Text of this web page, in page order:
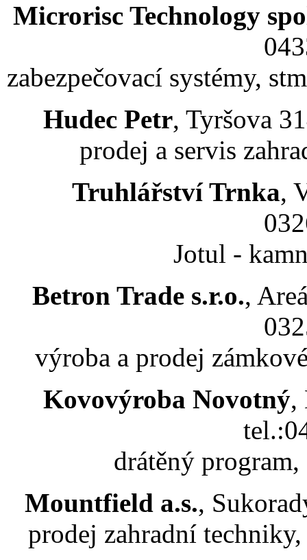
Microrisc Technology
zabezpečovací systémy,
Hudec Petr, Tyršova
prodej a servis
Truhlářství Trnka,
Jotul -
Betron Trade s.r.o.,
výroba a prodej
Kovovýroba Novotný,
drátěný
Mountfield a.s.,
prodej zahradní